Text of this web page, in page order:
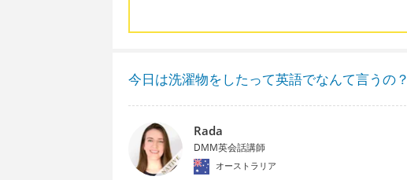
今日は洗濯物をしたって英語でなんて言うの？
Rada
DMM英会話講師
オーストラリア